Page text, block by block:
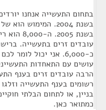
בשנת
עובדים זרים בתעשייה.
כ-6,000. אני יכול
עושים עם התאחדות
הרבה עובדים זרים בענף
רשומים בענף התעשייה
בניין, או לתחום הבלתי
כמתואר כאן.